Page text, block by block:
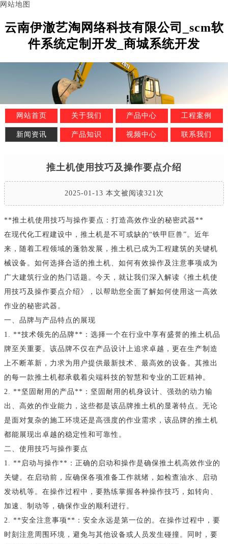
网站地图
云南伊澈艺淘网络科技有限公司_scm软
件系统定制开发_商城系统开发
网站首页 关于我们 产品中心 工程案例
新闻资讯 产品知识 视频中心 联系我们
推土机使用技巧及操作要点介绍
2025-01-13 本文被阅读321次
**推土机使用技巧与操作要点：打造高效作业的秘密武器**
在现代化工程建设中，推土机是不可或缺的“铁甲巨兽”。近年
来，随着工程领域的蓬勃发展，推土机已成为工程建筑的关键机
械设备。如何选择合适的推土机、如何有效操作及注意事项成为
广大建筑行业的热门话题。今天，就让我们深入解读《推土机使
用技巧及操作要点介绍》，以帮助您全面了解如何使用这一高效
作业的秘密武器。
一、品牌与产品特点的展现
1. **技术领先的品牌**：选择一个在行业中享有盛誉的推土机品
牌至关重要。该品牌不仅在产品设计上追求卓越，更在生产制造
上不断革新，力求为用户提供最新技术、最高效的设备。其推出
的每一款推土机都承载着尖端科技的智慧和专业的工匠精神。
2. **坚固耐用的产品**：坚固耐用的机身设计、强劲的动力输
出、高效的作业能力，这些都是该品牌推土机的显著特点。无论
是面对复杂的施工环境还是高强度的作业需求，该品牌的推土机
都能展现出卓越的稳定性和可靠性。
二、使用技巧与操作要点
1. **启动与操作**：正确的启动和操作是确保推土机高效作业的
关键。在启动前，应确保各项准备工作就绪，如检查油水、启动
发动机等。在操作过程中，要熟练掌握各种操作技巧，如转向、
加速、制动等，确保作业的顺利进行。
2. **安全注意事项**：安全永远是第一位的。在操作过程中，要
时刻注意周围环境，避免与其他设备或人员发生碰撞。同时，要